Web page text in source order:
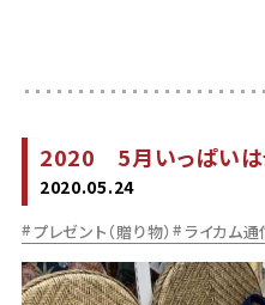
2020 5月いっぱいは
2020.05.24
プレゼント（贈り物） ライカム通